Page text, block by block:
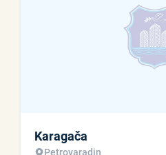
Karagača
Petrovaradin